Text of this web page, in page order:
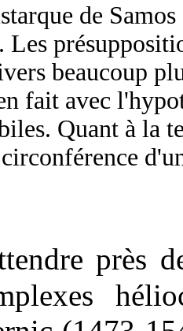
de
Les
beaucoup
fait avec
Quant à la
circonférence
près